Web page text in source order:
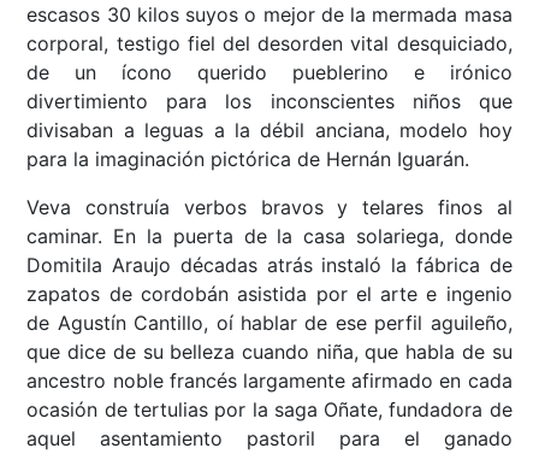
escasos 30 kilos suyos o mejor de la mermada masa
corporal, testigo fiel del desorden vital desquiciado,
de un ícono querido pueblerino e irónico
divertimiento para los inconscientes niños que
divisaban a leguas a la débil anciana, modelo hoy
para la imaginación pictórica de Hernán Iguarán.
Veva construía verbos bravos y telares finos al
caminar. En la puerta de la casa solariega, donde
Domitila Araujo décadas atrás instaló la fábrica de
zapatos de cordobán asistida por el arte e ingenio
de Agustín Cantillo, oí hablar de ese perfil aguileño,
que dice de su belleza cuando niña, que habla de su
ancestro noble francés largamente afirmado en cada
ocasión de tertulias por la saga Oñate, fundadora de
aquel asentamiento pastoril para el ganado